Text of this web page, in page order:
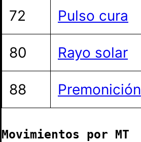
72 Pulso cura
80 Rayo solar
88 Premonición
Movimientos por MT